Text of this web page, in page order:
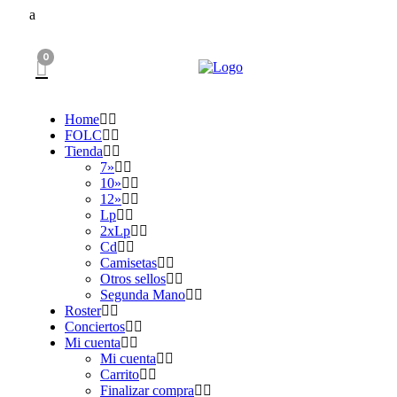
0
Home
FOLC
Tienda
7»
10»
12»
Lp
2xLp
Cd
Camisetas
Otros sellos
Segunda Mano
Roster
Conciertos
Mi cuenta
Mi cuenta
Carrito
Finalizar compra